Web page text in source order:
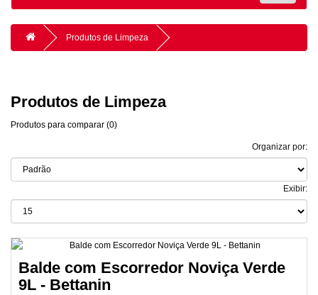
Produtos de Limpeza
Produtos de Limpeza
Produtos para comparar (0)
Organizar por:
Exibir:
Balde com Escorredor Noviça Verde
9L - Bettanin